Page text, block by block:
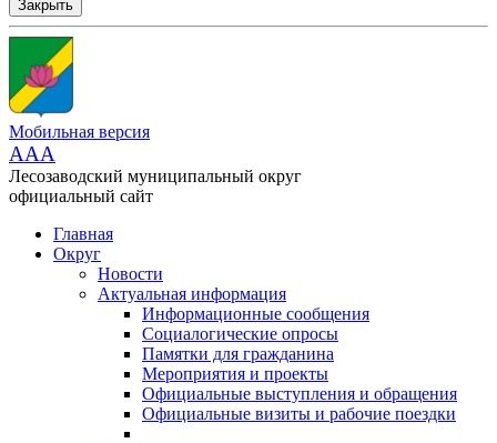
Закрыть
Мобильная версия
AAA
Лесозаводский муниципальный округ
официальный сайт
Главная
Округ
Новости
Актуальная информация
Информационные сообщения
Социалогические опросы
Памятки для гражданина
Мероприятия и проекты
Официальные выступления и обращения
Официальные визиты и рабочие поездки